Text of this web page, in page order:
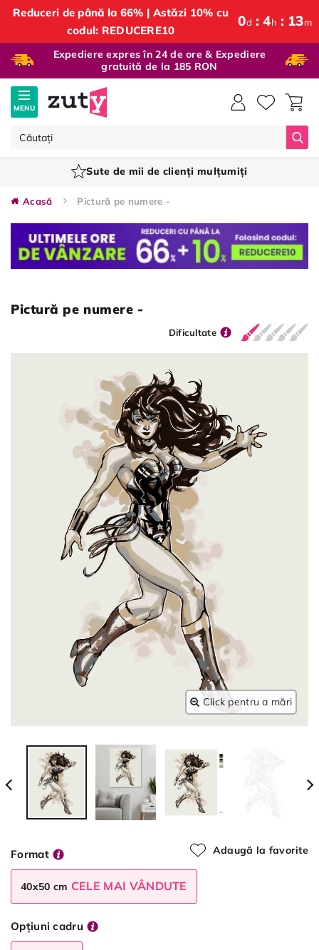
Reduceri de până la 66% | Astăzi 10% cu
codul: REDUCERE10
0d 4h 13m
Expediere expres în 24 de ore & Expediere
gratuită de la 185 RON
MENU
Sute de mii de clienți mulțumiți
Acasă Pictură pe numere -
Pictură pe numere -
Dificultate
Click pentru a mări
Adaugă la favorite
Format
40x50 cm CELE MAI VÂNDUTE
Opțiuni cadru